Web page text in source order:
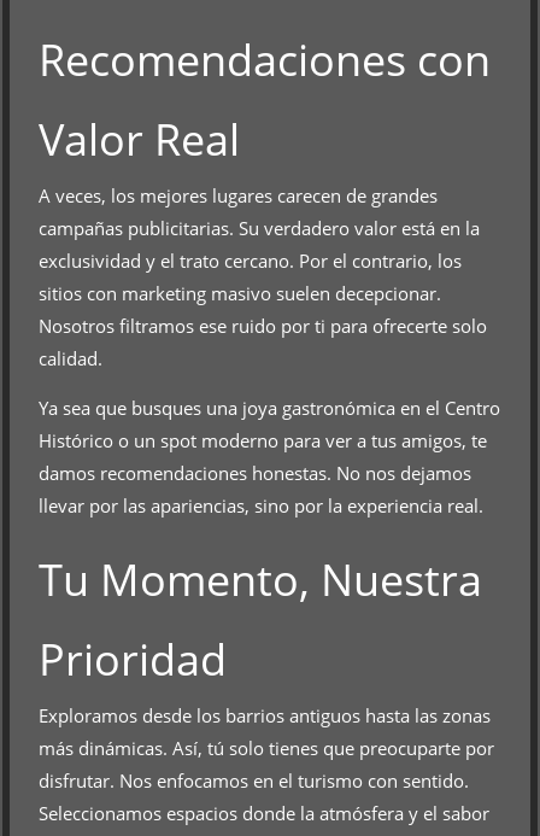
Recomendaciones con
Valor Real
A veces, los mejores lugares carecen de grandes
campañas publicitarias. Su verdadero valor está en la
exclusividad y el trato cercano. Por el contrario, los
sitios con marketing masivo suelen decepcionar.
Nosotros filtramos ese ruido por ti para ofrecerte solo
calidad.
Ya sea que busques una joya gastronómica en el Centro
Histórico o un spot moderno para ver a tus amigos, te
damos recomendaciones honestas. No nos dejamos
llevar por las apariencias, sino por la experiencia real.
Tu Momento, Nuestra
Prioridad
Exploramos desde los barrios antiguos hasta las zonas
más dinámicas. Así, tú solo tienes que preocuparte por
disfrutar. Nos enfocamos en el turismo con sentido.
Seleccionamos espacios donde la atmósfera y el sabor